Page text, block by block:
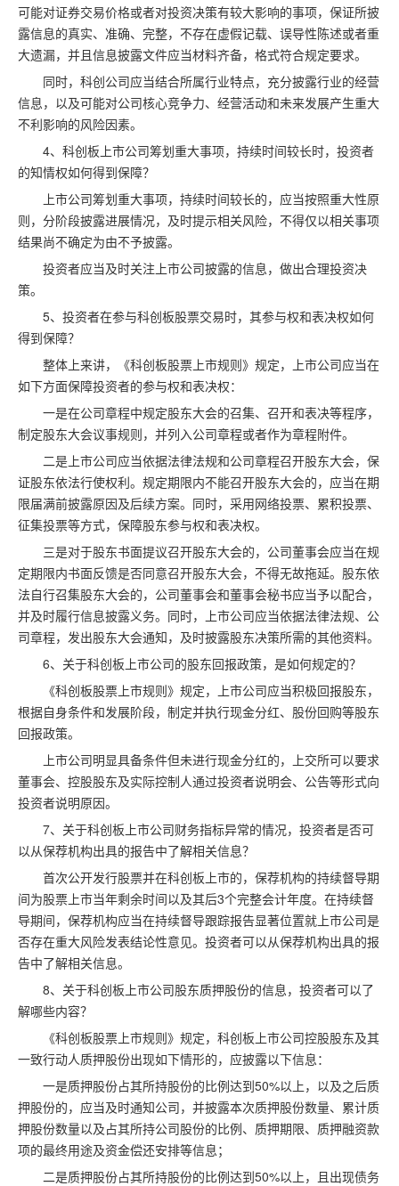
可能对证券交易价格或者对投资决策有较大影响的事项，保证所披
露信息的真实、准确、完整，不存在虚假记载、误导性陈述或者重
大遗漏，并且信息披露文件应当材料齐备，格式符合规定要求。
同时，科创公司应当结合所属行业特点，充分披露行业的经营
信息，以及可能对公司核心竞争力、经营活动和未来发展产生重大
不利影响的风险因素。
4、科创板上市公司筹划重大事项，持续时间较长时，投资者
的知情权如何得到保障？
上市公司筹划重大事项，持续时间较长的，应当按照重大性原
则，分阶段披露进展情况，及时提示相关风险，不得仅以相关事项
结果尚不确定为由不予披露。
投资者应当及时关注上市公司披露的信息，做出合理投资决
策。
5、投资者在参与科创板股票交易时，其参与权和表决权如何
得到保障？
整体上来讲，《科创板股票上市规则》规定，上市公司应当在
如下方面保障投资者的参与权和表决权：
一是在公司章程中规定股东大会的召集、召开和表决等程序，
制定股东大会议事规则，并列入公司章程或者作为章程附件。
二是上市公司应当依据法律法规和公司章程召开股东大会，保
证股东依法行使权利。规定期限内不能召开股东大会的，应当在期
限届满前披露原因及后续方案。同时，采用网络投票、累积投票、
征集投票等方式，保障股东参与权和表决权。
三是对于股东书面提议召开股东大会的，公司董事会应当在规
定期限内书面反馈是否同意召开股东大会，不得无故拖延。股东依
法自行召集股东大会的，公司董事会和董事会秘书应当予以配合，
并及时履行信息披露义务。同时，上市公司应当依据法律法规、公
司章程，发出股东大会通知，及时披露股东决策所需的其他资料。
6、关于科创板上市公司的股东回报政策，是如何规定的？
《科创板股票上市规则》规定，上市公司应当积极回报股东，
根据自身条件和发展阶段，制定并执行现金分红、股份回购等股东
回报政策。
上市公司明显具备条件但未进行现金分红的，上交所可以要求
董事会、控股股东及实际控制人通过投资者说明会、公告等形式向
投资者说明原因。
7、关于科创板上市公司财务指标异常的情况，投资者是否可
以从保荐机构出具的报告中了解相关信息？
首次公开发行股票并在科创板上市的，保荐机构的持续督导期
间为股票上市当年剩余时间以及其后3个完整会计年度。在持续督
导期间，保荐机构应当在持续督导跟踪报告显著位置就上市公司是
否存在重大风险发表结论性意见。投资者可以从保荐机构出具的报
告中了解相关信息。
8、关于科创板上市公司股东质押股份的信息，投资者可以了
解哪些内容？
《科创板股票上市规则》规定，科创板上市公司控股股东及其
一致行动人质押股份出现如下情形的，应披露以下信息：
一是质押股份占其所持股份的比例达到50%以上，以及之后质
押股份的，应当及时通知公司，并披露本次质押股份数量、累计质
押股份数量以及占其所持公司股份的比例、质押期限、质押融资款
项的最终用途及资金偿还安排等信息；
二是质押股份占其所持股份的比例达到50%以上，且出现债务